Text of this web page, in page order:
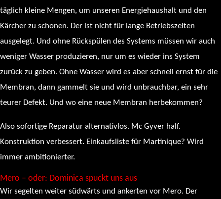
täglich kleine Mengen, um unseren Energiehaushalt und den
Kärcher zu schonen. Der ist nicht für lange Betriebszeiten
ausgelegt. Und ohne Rückspülen des Systems müssen wir auch
weniger Wasser produzieren, nur um es wieder ins System
zurück zu geben. Ohne Wasser wird es aber schnell ernst für die
Membran, dann gammelt sie und wird unbrauchbar, ein sehr
teurer Defekt. Und wo eine neue Membran herbekommen?
Also sofortige Reparatur alternativlos. Mc Gyver half.
Konstruktion verbessert. Einkaufsliste für Martinique? Wird
immer ambitionierter.
Mero – oder: Dominica spuckt uns aus
Wir segelten weiter südwärts und ankerten vor Mero. Der